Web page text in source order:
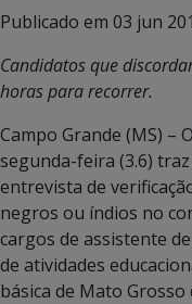
Publicado em 03 jun
Candidatos que
horas para recorrer.
Campo Grande (MS) – O
segunda-feira (3.6)
entrevista de
negros ou índios no
cargos de assistente
de atividades
básica de Mato Grosso